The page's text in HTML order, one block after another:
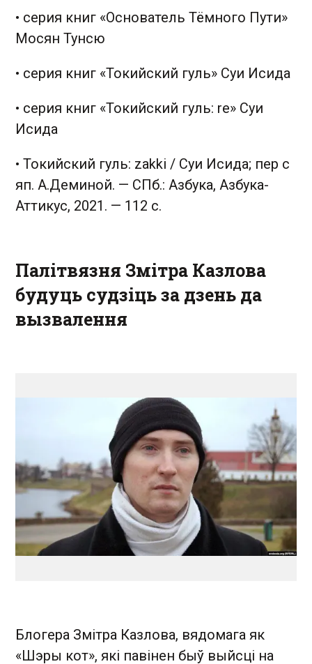
• серия книг «Основатель Тёмного Пути»
Мосян Тунсю
• серия книг «Токийский гуль» Суи Исида
• серия книг «Токийский гуль: re» Суи
Исида
• Токийский гуль: zakki / Cуи Исида; пер с
яп. А.Деминой. — СПб.: Азбука, Азбука-
Аттикус, 2021. — 112 с.
Палітвязня Змітра Казлова
будуць судзіць за дзень да
вызвалення
Блогера Змітра Казлова, вядомага як
«Шэры кот», які павінен быў выйсці на